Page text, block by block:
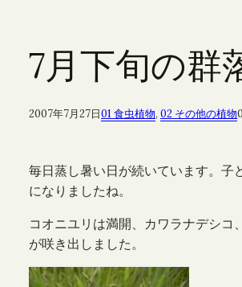
7月下旬の群
2007年7月27日01 食虫植物, 02 その他の植物0
毎日蒸し暑い日が続いています。子
になりましたね。
コオニユリは満開、カワラナデシコ
が咲き出しました。